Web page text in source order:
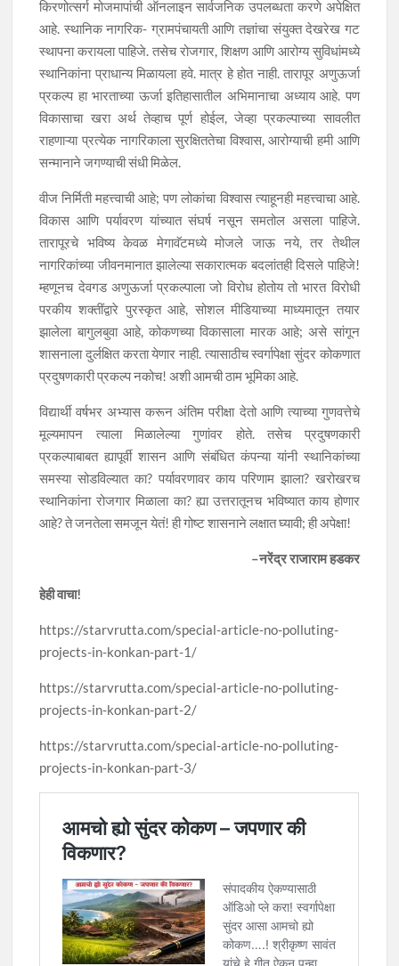
किरणोत्सर्ग मोजमापांची ऑनलाइन सार्वजनिक उपलब्धता करणे अपेक्षित
आहे. स्थानिक नागरिक- ग्रामपंचायती आणि तज्ञांचा संयुक्त देखरेख गट
स्थापना करायला पाहिजे. तसेच रोजगार, शिक्षण आणि आरोग्य सुविधांमध्ये
स्थानिकांना प्राधान्य मिळायला हवे. मात्र हे होत नाही. तारापूर अणुऊर्जा
प्रकल्प हा भारताच्या ऊर्जा इतिहासातील अभिमानाचा अध्याय आहे. पण
विकासाचा खरा अर्थ तेव्हाच पूर्ण होईल, जेव्हा प्रकल्पाच्या सावलीत
राहणाऱ्या प्रत्येक नागरिकाला सुरक्षिततेचा विश्वास, आरोग्याची हमी आणि
सन्मानाने जगण्याची संधी मिळेल.
वीज निर्मिती महत्त्वाची आहे; पण लोकांचा विश्वास त्याहूनही महत्त्वाचा आहे.
विकास आणि पर्यावरण यांच्यात संघर्ष नसून समतोल असला पाहिजे.
तारापूरचे भविष्य केवळ मेगावॅटमध्ये मोजले जाऊ नये, तर तेथील
नागरिकांच्या जीवनमानात झालेल्या सकारात्मक बदलांतही दिसले पाहिजे!
म्हणूनच देवगड अणुऊर्जा प्रकल्पाला जो विरोध होतोय तो भारत विरोधी
परकीय शक्तींद्वारे पुरस्कृत आहे, सोशल मीडियाच्या माध्यमातून तयार
झालेला बागुलबुवा आहे, कोकणच्या विकासाला मारक आहे; असे सांगून
शासनाला दुर्लक्षित करता येणार नाही. त्यासाठीच स्वर्गापेक्षा सुंदर कोकणात
प्रदुषणकारी प्रकल्प नकोच! अशी आमची ठाम भूमिका आहे.
विद्यार्थी वर्षभर अभ्यास करून अंतिम परीक्षा देतो आणि त्याच्या गुणवत्तेचे
मूल्यमापन त्याला मिळालेल्या गुणांवर होते. तसेच प्रदुषणकारी
प्रकल्पाबाबत ह्यापूर्वी शासन आणि संबंधित कंपन्या यांनी स्थानिकांच्या
समस्या सोडविल्यात का? पर्यावरणावर काय परिणाम झाला? खरोखरच
स्थानिकांना रोजगार मिळाला का? ह्या उत्तरातूनच भविष्यात काय होणार
आहे? ते जनतेला समजून येतं! ही गोष्ट शासनाने लक्षात घ्यावी; ही अपेक्षा!
–नरेंद्र राजाराम हडकर
हेही वाचा!
https://starvrutta.com/special-article-no-polluting-
projects-in-konkan-part-1/
https://starvrutta.com/special-article-no-polluting-
projects-in-konkan-part-2/
https://starvrutta.com/special-article-no-polluting-
projects-in-konkan-part-3/